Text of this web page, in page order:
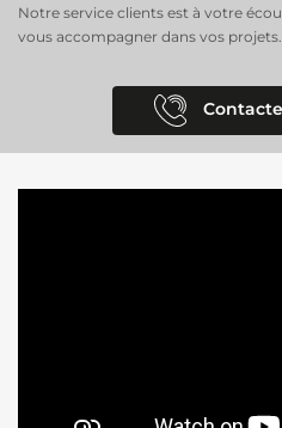
Notre service clients est à votre
vous accompagner dans vos projets.